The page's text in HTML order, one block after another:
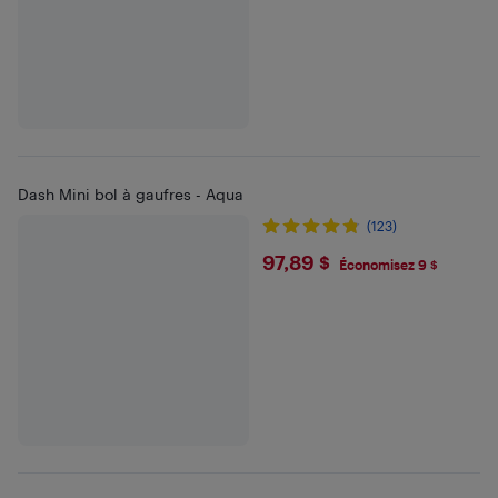
Dash Mini bol à gaufres - Aqua
(123)
$97.89
97,89 $ Économisez 9 $